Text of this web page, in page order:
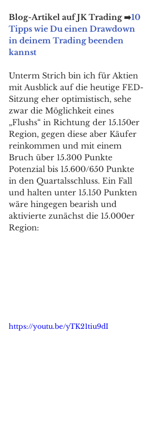
Blog-Artikel auf JK Trading ➡️10
Tipps wie Du einen Drawdown
in deinem Trading beenden
kannst
Unterm Strich bin ich für Aktien
mit Ausblick auf die heutige FED-
Sitzung eher optimistisch, sehe
zwar die Möglichkeit eines
„Flushs“ in Richtung der 15.150er
Region, gegen diese aber Käufer
reinkommen und mit einem
Bruch über 15.300 Punkte
Potenzial bis 15.600/650 Punkte
in den Quartalsschluss. Ein Fall
und halten unter 15.150 Punkten
wäre hingegen bearish und
aktivierte zunächst die 15.000er
Region:
https://youtu.be/yTK21tiu9dI